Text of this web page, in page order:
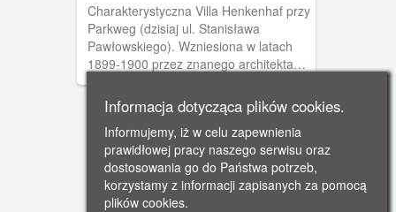
Charakterystyczna Villa Henkenhaf przy
Parkweg (dzisiaj ul. Stanisława
Pawłowskiego). Wzniesiona w latach
1899-1900 przez znanego architekta
Zaprojektował on między innymi
elektrownię miejską na Ołowiance i
Dom Zdrojowy w Helu.
Informacja dotycząca plików cookies.
Informujemy, iż w celu zapewnienia
prawidłowej pracy naszego serwisu oraz
dostosowania go do Państwa potrzeb,
korzystamy z informacji zapisanych za pomocą
plików cookies.